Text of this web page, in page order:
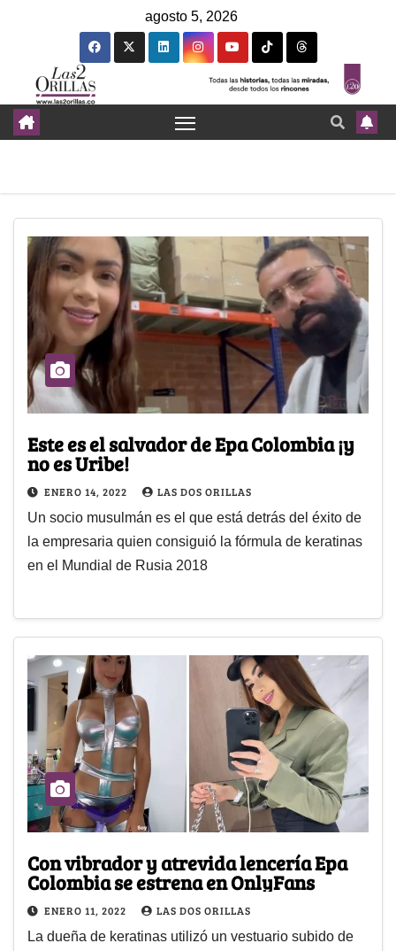
agosto 5, 2026
Este es el salvador de Epa Colombia ¡y
no es Uribe!
ENERO 14, 2022 LAS DOS ORILLAS
Un socio musulmán es el que está detrás del éxito de
la empresaria quien consiguió la fórmula de keratinas
en el Mundial de Rusia 2018
Con vibrador y atrevida lencería Epa
Colombia se estrena en OnlyFans
ENERO 11, 2022 LAS DOS ORILLAS
La dueña de keratinas utilizó un vestuario subido de